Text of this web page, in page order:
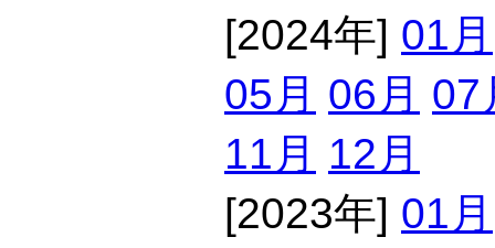
[2024年] 01月
05月 06月 07
11月 12月
[2023年] 01月